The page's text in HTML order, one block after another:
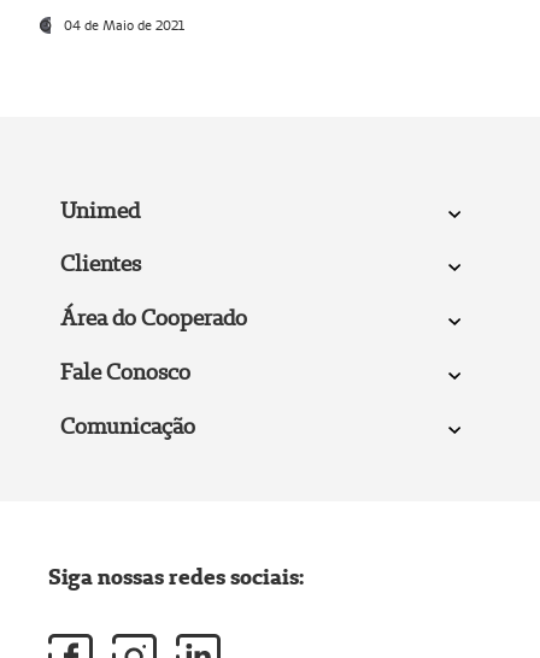
04 de Maio de 2021
Unimed
Clientes
Área do Cooperado
Fale Conosco
Comunicação
Siga nossas redes sociais: